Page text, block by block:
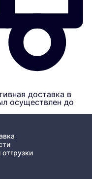
доставка в
осуществлен до